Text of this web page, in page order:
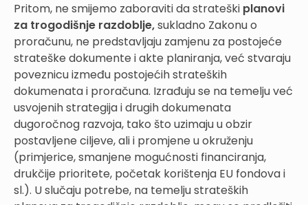
Pritom, ne smijemo zaboraviti da strateški planovi
za trogodišnje razdoblje,sukladno Zakonu o
proračunu, ne predstavljaju zamjenu za postojeće
strateške dokumente i akte planiranja, već stvaraju
poveznicu između postojećih strateških
dokumenata i proračuna. Izrađuju se na temelju već
usvojenih strategija i drugih dokumenata
dugoročnog razvoja, tako što uzimaju u obzir
postavljene ciljeve, ali i promjene u okruženju
(primjerice, smanjene mogućnosti financiranja,
drukčije prioritete, početak korištenja EU fondova i
sl.). U slučaju potrebe, na temelju strateških